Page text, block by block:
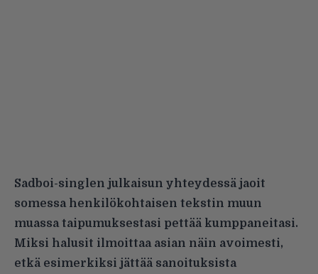
Sadboi-singlen julkaisun yhteydessä jaoit
somessa henkilökohtaisen tekstin muun
muassa taipumuksestasi pettää kumppaneitasi.
Miksi halusit ilmoittaa asian näin avoimesti,
etkä esimerkiksi jättää sanoituksista